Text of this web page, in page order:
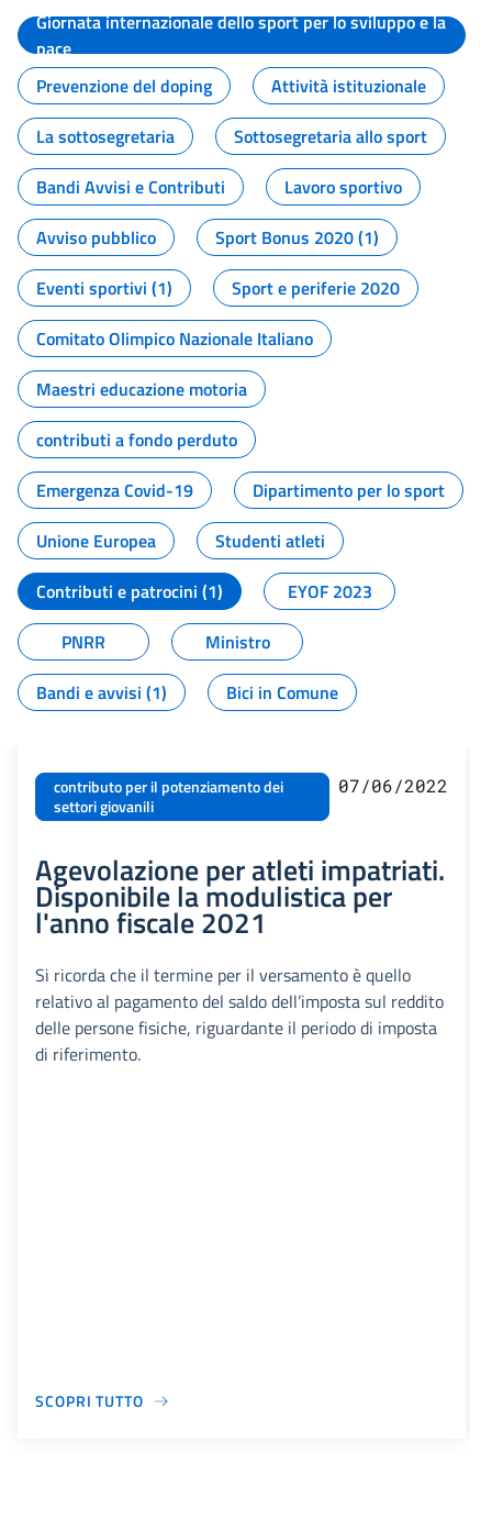
Giornata internazionale dello sport per lo sviluppo e la
pace
Prevenzione del doping
Attività istituzionale
La sottosegretaria
Sottosegretaria allo sport
Bandi Avvisi e Contributi
Lavoro sportivo
Avviso pubblico
Sport Bonus 2020 (1)
Eventi sportivi (1)
Sport e periferie 2020
Comitato Olimpico Nazionale Italiano
Maestri educazione motoria
contributi a fondo perduto
Emergenza Covid-19
Dipartimento per lo sport
Unione Europea
Studenti atleti
Contributi e patrocini (1)
EYOF 2023
PNRR
Ministro
Bandi e avvisi (1)
Bici in Comune
contributo per il potenziamento dei
settori giovanili
07/06/2022
Agevolazione per atleti impatriati.
Disponibile la modulistica per
l'anno fiscale 2021
Si ricorda che il termine per il versamento è quello
relativo al pagamento del saldo dell’imposta sul reddito
delle persone fisiche, riguardante il periodo di imposta
di riferimento.
SCOPRI TUTTO